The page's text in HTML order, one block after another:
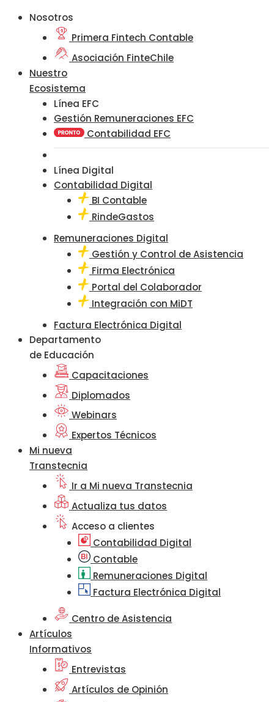
Nosotros
Primera Fintech Contable
Asociación FinteChile
Nuestro
Ecosistema
Línea EFC
Gestión Remuneraciones EFC
Contabilidad EFC
Línea Digital
Contabilidad Digital
BI Contable
RindeGastos
Remuneraciones Digital
Gestión y Control de Asistencia
Firma Electrónica
Portal del Colaborador
Integración con MiDT
Factura Electrónica Digital
Departamento
de Educación
Capacitaciones
Diplomados
Webinars
Expertos Técnicos
Mi nueva
Transtecnia
Ir a Mi nueva Transtecnia
Actualiza tus datos
Acceso a clientes
Contabilidad Digital
Contable
Remuneraciones Digital
Factura Electrónica Digital
Centro de Asistencia
Artículos
Informativos
Entrevistas
Artículos de Opinión